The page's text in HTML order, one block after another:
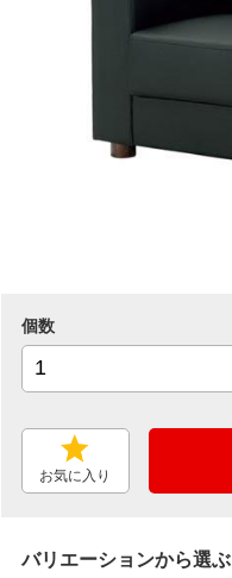
個数
お気に入り
バリエーションから選ぶ